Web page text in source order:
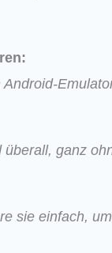
ganz
sie einfach,